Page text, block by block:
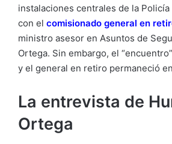
instalaciones centrales de la
con el comisionado general en
ministro asesor en Asuntos de
Ortega. Sin embargo, el
y el general en retiro permaneció
La entrevista de
Ortega